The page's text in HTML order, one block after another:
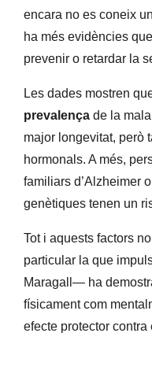
encara no es coneix
ha més evidències
prevenir o retardar la
Les dades mostren
prevalença de la
major longevitat, però
hormonals. A més,
familiars d’Alzheimer
genètiques tenen un
Tot i aquests factors
particular la que
Maragall— ha
físicament com
efecte protector